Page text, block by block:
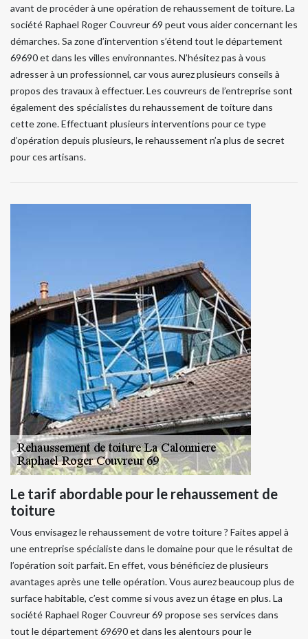
avant de procéder à une opération de rehaussement de toiture. La
société Raphael Roger Couvreur 69 peut vous aider concernant les
démarches. Sa zone d’intervention s’étend tout le département
69690 et dans les villes environnantes. N’hésitez pas à vous
adresser à un professionnel, car vous aurez plusieurs conseils à
propos des travaux à effectuer. Les couvreurs de l’entreprise sont
également des spécialistes du rehaussement de toiture dans
cette zone. Effectuant plusieurs interventions pour ce type
d’opération depuis plusieurs, le rehaussement n’a plus de secret
pour ces artisans.
Le tarif abordable pour le rehaussement de
toiture
Vous envisagez le rehaussement de votre toiture ? Faites appel à
une entreprise spécialiste dans le domaine pour que le résultat de
l’opération soit parfait. En effet, vous bénéficiez de plusieurs
avantages après une telle opération. Vous aurez beaucoup plus de
surface habitable, c’est comme si vous avez un étage en plus. La
société Raphael Roger Couvreur 69 propose ses services dans
tout le département 69690 et dans les alentours pour le